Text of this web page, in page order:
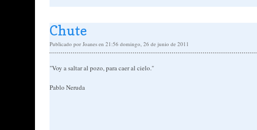
Chute
Publicado por Joanes en 21:56 domingo, 26 de junio de 2011
"Voy a saltar al pozo, para caer al cielo."
Pablo Neruda